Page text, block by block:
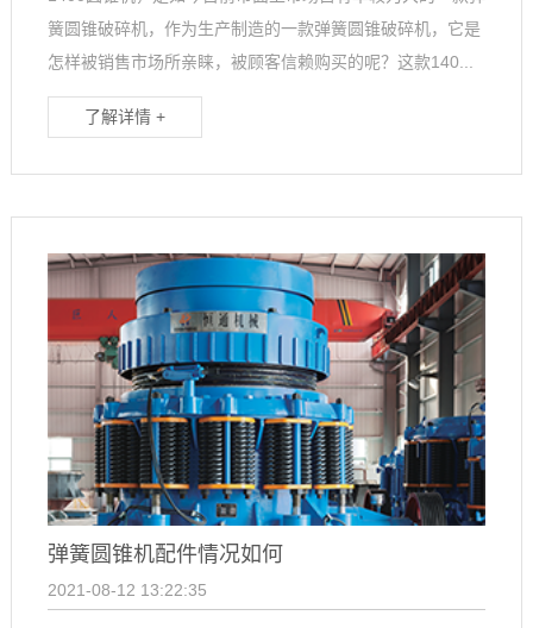
簧圆锥破碎机，作为生产制造的一款弹簧圆锥破碎机，它是
怎样被销售市场所亲睐，被顾客信赖购买的呢？这款140...
了解详情 +
弹簧圆锥机配件情况如何
2021-08-12 13:22:35